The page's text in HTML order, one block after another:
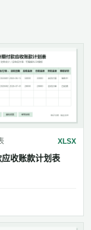
XLSX
收账款计划表